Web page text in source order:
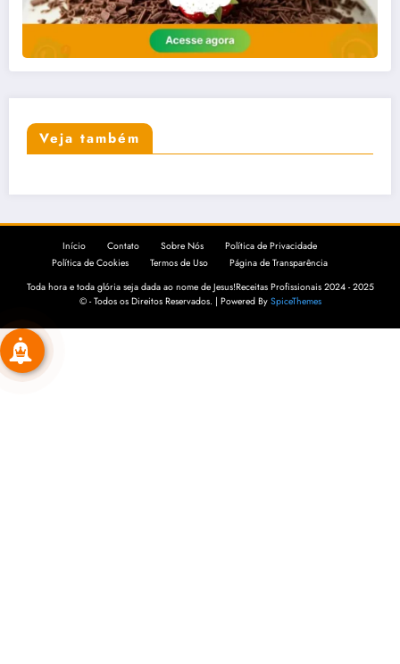
Veja também
Início Contato Sobre Nós
Política de Privacidade
Política de Cookies
Termos de Uso
Página de Transparência
Toda hora e toda glória seja dada ao nome de Jesus!Receitas Profissionais 2024 - 2025
© - Todos os Direitos Reservados. | Powered By SpiceThemes